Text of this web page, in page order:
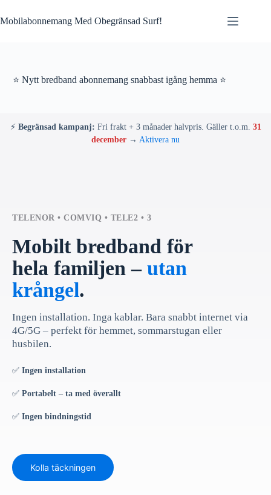
to
content
Mobilabonnemang Med Obegränsad Surf!
⭐ Nytt bredband abonnemang snabbast igång hemma ⭐
⚡ Begränsad kampanj: Fri frakt + 3 månader halvpris. Gäller t.o.m. 31
december → Aktivera nu
TELENOR • COMVIQ • TELE2 • 3
Mobilt bredband för
hela familjen – utan
krångel.
Ingen installation. Inga kablar. Bara snabbt internet via
4G/5G – perfekt för hemmet, sommarstugan eller
husbilen.
✅ Ingen installation
✅ Portabelt – ta med överallt
✅ Ingen bindningstid
Kolla täckningen